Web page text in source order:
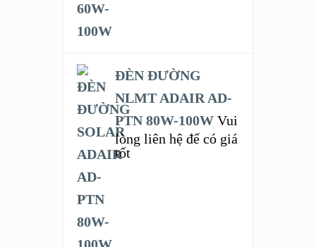
ĐÈN ĐƯỜNG
NLMT ADAIR AD-
PTN 80W-100W Vui
lòng liên hệ để có giá
tốt